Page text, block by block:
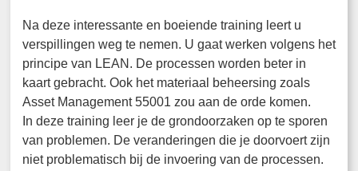
Na deze interessante en boeiende training leert u
verspillingen weg te nemen. U gaat werken volgens het
principe van LEAN. De processen worden beter in
kaart gebracht. Ook het materiaal beheersing zoals
Asset Management 55001 zou aan de orde komen.
In deze training leer je de grondoorzaken op te sporen
van problemen. De veranderingen die je doorvoert zijn
niet problematisch bij de invoering van de processen.